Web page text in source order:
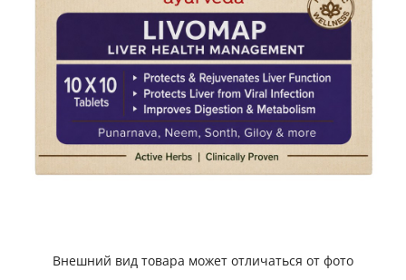
Внешний вид товара может отличаться от фото